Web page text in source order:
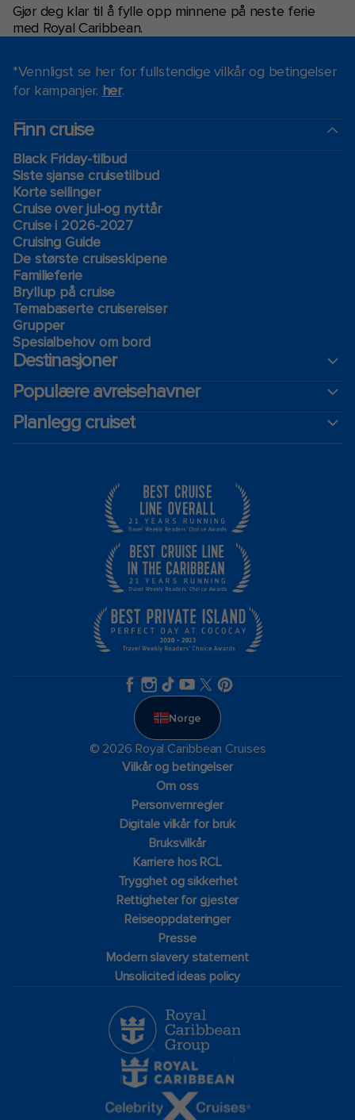
Gjør deg klar til å fylle opp minnene på neste ferie
med Royal Caribbean.
*Vennligst se her for fullstendige vilkår og betingelser
for kampanjer. her.
Finn cruise
Black Friday-tilbud
Siste sjanse cruisetilbud
Korte seilinger
Cruise over jul-og nyttår
Cruise i 2026-2027
Cruising Guide
De største cruiseskipene
Familieferie
Bryllup på cruise
Temabaserte cruisereiser
Grupper
Spesialbehov om bord
Destinasjoner
Populære avreisehavner
Planlegg cruiset
Norge
© 2026 Royal Caribbean Cruises
Vilkår og betingelser
Om oss
Personvernregler
Digitale vilkår for bruk
Bruksvilkår
Karriere hos RCL
Trygghet og sikkerhet​
Rettigheter for gjester
Reiseoppdateringer
Presse
Modern slavery statement
Unsolicited ideas policy